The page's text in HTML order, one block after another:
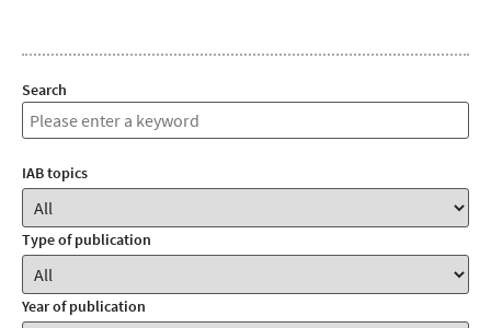
Search
IAB topics
Type of publication
Year of publication